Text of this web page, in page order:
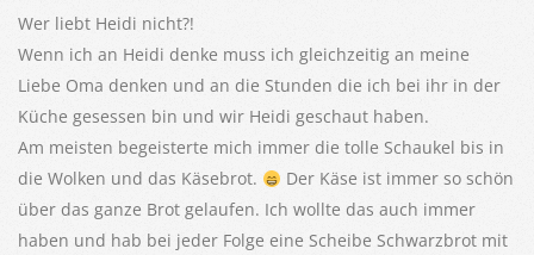
Wer liebt Heidi nicht?!
Wenn ich an Heidi denke muss ich gleichzeitig an meine
Liebe Oma denken und an die Stunden die ich bei ihr in der
Küche gesessen bin und wir Heidi geschaut haben.
Am meisten begeisterte mich immer die tolle Schaukel bis in
die Wolken und das Käsebrot.
Der Käse ist immer so schön
über das ganze Brot gelaufen. Ich wollte das auch immer
haben und hab bei jeder Folge eine Scheibe Schwarzbrot mit